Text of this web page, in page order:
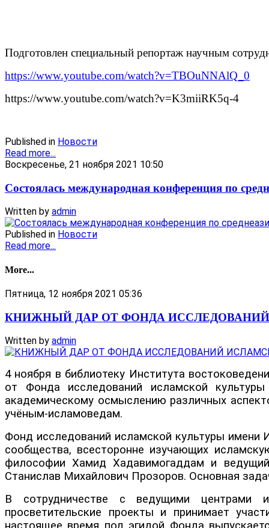
Подготовлен специальный репортаж научным
https://www.youtube.com/watch?v=TBOuNNAlQ_0
https://www.youtube.com/watch?v=K3miiRK5q-4
Published in Новости
Read more...
Воскресенье, 21 ноября 2021 10:50
Состоялась международная конференция по
Written by admin
Published in Новости
Read more...
More...
Пятница, 12 ноября 2021 05:36
КНИЖНЫЙ ДАР ОТ ФОНДА
Written by admin
4 ноября в библиотеку Института
от Фонда исследований исламской
академическому осмыслению различных
учёным-исламоведам.
Фонд исследований исламской культуры имени
сообщества, всесторонне изучающих
философии Хамид Хадавимогаддам и
Станислав Михайлович Прозоров. Основная
В сотрудничестве с ведущими центрами
просветительские проекты и принимает